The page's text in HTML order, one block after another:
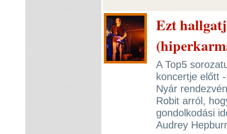
Ezt
A Top5
koncertje előtt
Nyár
Robit arról,
gondolkodási
Audrey